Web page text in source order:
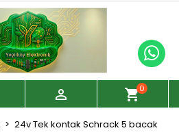
 shopping_cart0
24v Tek kontak Schrack 5 bacak